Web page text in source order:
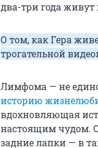
два-три года живут
О том, как Гера
трогательной
Лимфома — не
историю
вдохновляющая
настоящим чудом.
задние лапки — в